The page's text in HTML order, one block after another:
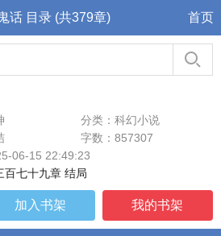
话 目录 (共379章) 首页
分类：科幻小说
字数：857307
06-15 22:49:23
百七十九章 结局
加入书架 我的书架